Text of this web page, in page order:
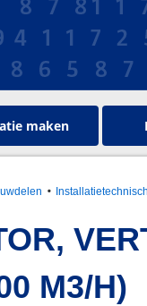
maken
M3/H)